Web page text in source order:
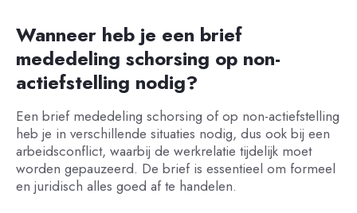
Wanneer heb je een brief
mededeling schorsing op non-
actiefstelling nodig?
Een brief mededeling schorsing of op non-actiefstelling
heb je in verschillende situaties nodig, dus ook bij een
arbeidsconflict, waarbij de werkrelatie tijdelijk moet
worden gepauzeerd. De brief is essentieel om formeel
en juridisch alles goed af te handelen.